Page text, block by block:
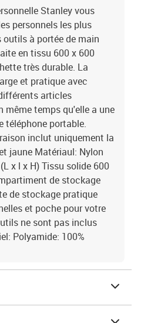
Stanley vous
personnels les plus
à portée de main
en tissu 600 x 600
très durable. La
et pratique avec
articles
même temps qu'elle a une
téléphone portable.
inclut uniquement la
jaune Matériaul: Nylon
x l x H) Tissu solide 600
de stockage
de stockage pratique
et poche pour votre
ne sont pas inclus
Polyamide: 100%